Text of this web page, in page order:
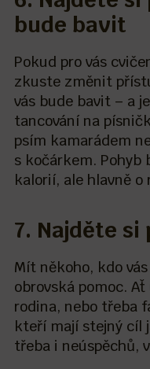
bude bavit
Pokud pro vás
zkuste změnit
vás bude bavit – a
tancování na
psím kamarádem
s kočárkem. Pohyb
kalorií, ale hlavně o
7. Najděte si
Mít někoho, kdo
obrovská pomoc.
rodina, nebo třeba
kteří mají stejný cíl
třeba i neúspěchů,